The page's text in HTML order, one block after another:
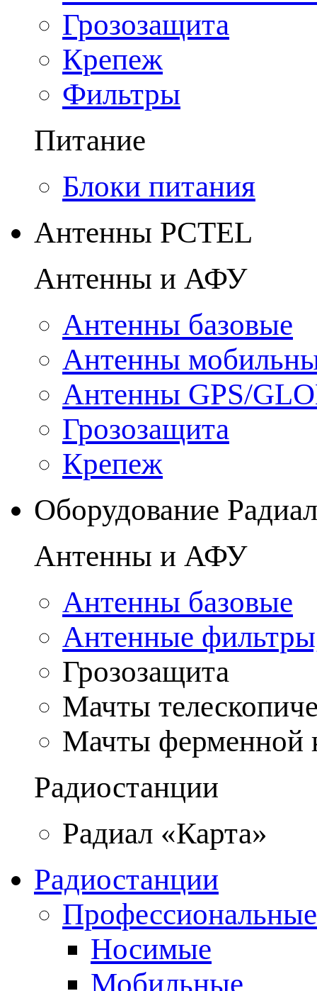
Грозозащита
Крепеж
Фильтры
Питание
Блоки питания
Антенны PCTEL
Антенны и АФУ
Антенны базовые
Антенны
Антенны GPS/
Грозозащита
Крепеж
Оборудование Радиал
Антенны и АФУ
Антенны базовые
Антенные
Грозозащита
Мачты
Мачты ферменной
Радиостанции
Радиал «Карта»
Радиостанции
Носимые
Мобильные